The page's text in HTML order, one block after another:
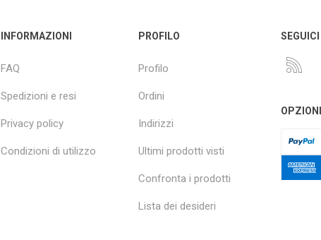
INFORMAZIONI
FAQ
Spedizioni e resi
Privacy policy
Condizioni di utilizzo
PROFILO
Profilo
Ordini
Indirizzi
Ultimi prodotti visti
Confronta i prodotti
Lista dei desideri
SEGUICI